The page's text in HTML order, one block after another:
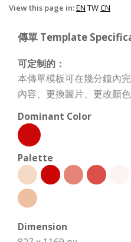
View this page in:EN TWCN
傳單 Template
可定制的：
本傳單模板可在幾分鐘內
內容、更換圖片、更改顏
Dominant Color
Palette
Dimension